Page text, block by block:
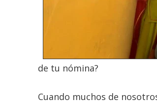
de tu nómina?
Cuando muchos de